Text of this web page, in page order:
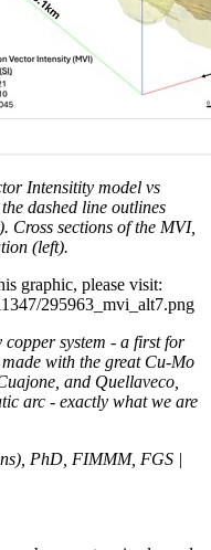
Intensitity model vs
dashed line outlines
sections of the MVI,
(left).
graphic, please visit:
295963_mvi_alt7.png
system - a first for
with the great Cu-Mo
and Quellaveco,
arc - exactly what we are
PhD, FIMMM, FGS |